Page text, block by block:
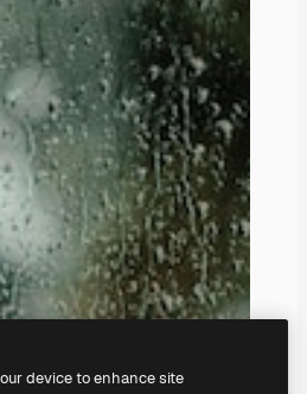
device to enhance site